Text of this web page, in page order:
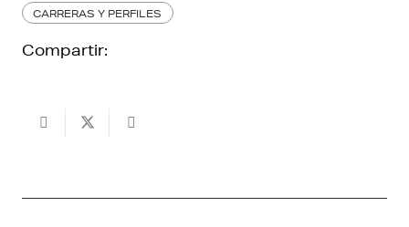
CARRERAS Y PERFILES
Compartir: